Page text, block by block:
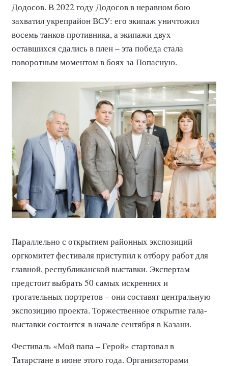
Додосов. В 2022 году Додосов в неравном бою
захватил укрепрайон ВСУ: его экипаж уничтожил
восемь танков противника, а экипажи двух
оставшихся сдались в плен – эта победа стала
поворотным моментом в боях за Попасную.
Параллельно с открытием районных экспозиций
оргкомитет фестиваля приступил к отбору работ для
главной, республиканской выставки. Экспертам
предстоит выбрать 50 самых искренних и
трогательных портретов – они составят центральную
экспозицию проекта. Торжественное открытие гала-
выставки состоится в начале сентября в Казани.
Фестиваль «Мой папа – Герой» стартовал в
Татарстане в июне этого года. Организаторами